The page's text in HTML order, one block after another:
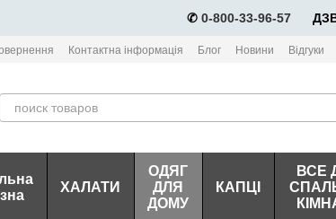
✆ 0-800-33-96-57
Контактна інформація Блог Новини Відгуки
ХАЛАТИ
ОДЯГ
ДЛЯ
ДОМУ
КАПЦІ
ВСЕ